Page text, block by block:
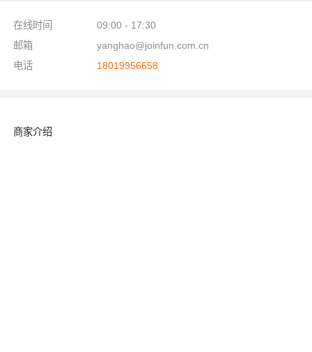
在线时间
09:00 - 17:30
邮箱
yanghao@joinfun.com.cn
电话
18019956658
商家介绍